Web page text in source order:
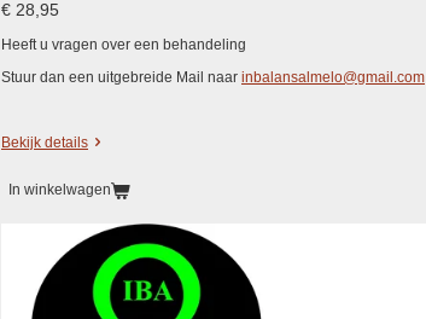
€ 28,95
Heeft u vragen over een behandeling
Stuur dan een uitgebreide Mail naar inbalansalmelo@gmail.com
Bekijk details
In winkelwagen